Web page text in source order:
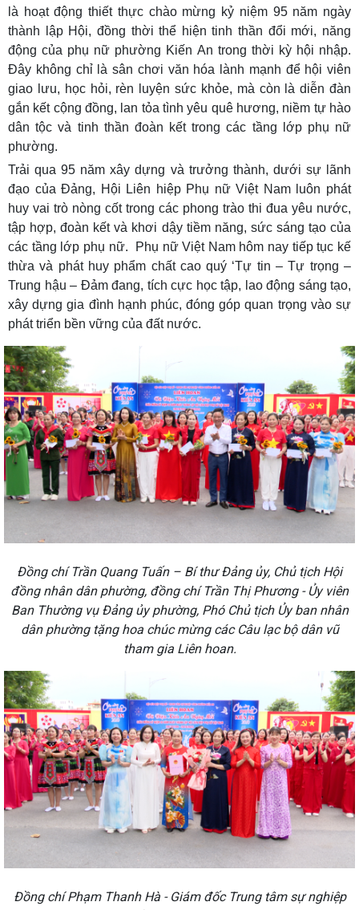
là hoạt động thiết thực chào mừng kỷ niệm 95 năm ngày
thành lập Hội, đồng thời thể hiện tinh thần đổi mới, năng
động của phụ nữ phường Kiến An trong thời kỳ hội nhập.
Đây không chỉ là sân chơi văn hóa lành mạnh để hội viên
giao lưu, học hỏi, rèn luyện sức khỏe, mà còn là diễn đàn
gắn kết cộng đồng, lan tỏa tình yêu quê hương, niềm tự hào
dân tộc và tinh thần đoàn kết trong các tầng lớp phụ nữ
phường.
Trải qua 95 năm xây dựng và trưởng thành, dưới sự lãnh
đạo của Đảng, Hội Liên hiệp Phụ nữ Việt Nam luôn phát
huy vai trò nòng cốt trong các phong trào thi đua yêu nước,
tập hợp, đoàn kết và khơi dậy tiềm năng, sức sáng tạo của
các tầng lớp phụ nữ. Phụ nữ Việt Nam hôm nay tiếp tục kế
thừa và phát huy phẩm chất cao quý ‘Tự tin – Tự trọng –
Trung hậu – Đảm đang, tích cực học tập, lao động sáng tạo,
xây dựng gia đình hạnh phúc, đóng góp quan trọng vào sự
phát triển bền vững của đất nước.
Đồng chí Trần Quang Tuấn – Bí thư Đảng ủy, Chủ tịch Hội
đồng nhân dân phường, đồng chí Trần Thị Phương - Ủy viên
Ban Thường vụ Đảng ủy phường, Phó Chủ tịch Ủy ban nhân
dân phường tặng hoa chúc mừng các Câu lạc bộ dân vũ
tham gia Liên hoan.
Đồng chí Phạm Thanh Hà - Giám đốc Trung tâm sự nghiệp